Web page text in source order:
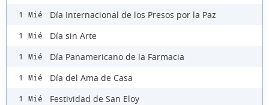
1 Mié Día Internacional de los Presos por la Paz
1 Mié Día sin Arte
1 Mié Día Panamericano de la Farmacia
1 Mié Día del Ama de Casa
1 Mié Festividad de San Eloy